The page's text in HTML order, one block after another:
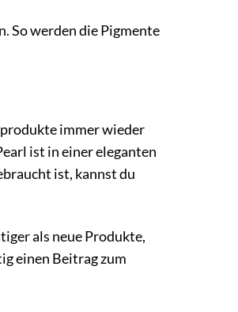
So werden die Pigmente
immer wieder
ist in einer eleganten
ist, kannst du
als neue Produkte,
einen Beitrag zum